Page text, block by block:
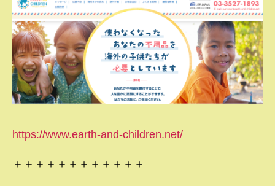
https://www.earth-and-children.net/
＋＋＋＋＋＋＋＋＋＋＋＋